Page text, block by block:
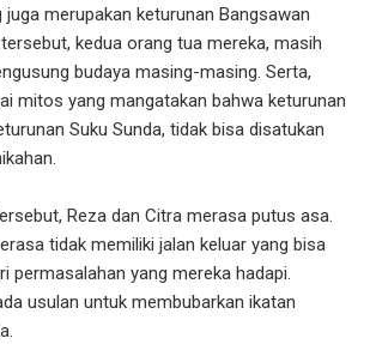
juga merupakan keturunan Bangsawan
kedua orang tua mereka, masih
budaya masing-masing. Serta,
mitos yang mangatakan bahwa keturunan
Suku Sunda, tidak bisa disatukan
Reza dan Citra merasa putus asa.
tidak memiliki jalan keluar yang bisa
permasalahan yang mereka hadapi.
usulan untuk membubarkan ikatan